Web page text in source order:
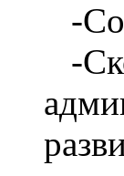
-
-